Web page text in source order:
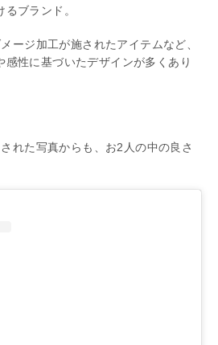
ブランド。
ージ加工が施されたアイテムなど、
性に基づいたデザインが多くあり
れた写真からも、お2人の中の良さ